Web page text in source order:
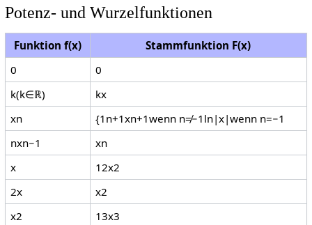
Potenz- und Wurzelfunktionen
Funktion f(x) Stammfunktion F(x)
0
0
k(k∈ℝ) kx
xn {1 n+1xn+1wenn n≠−1 ln|x|wenn n=−1
nxn−1 xn
x
1 2x2
2x x2
x2 13x3